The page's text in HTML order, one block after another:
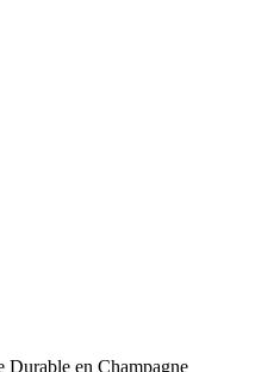
Durable en Champagne